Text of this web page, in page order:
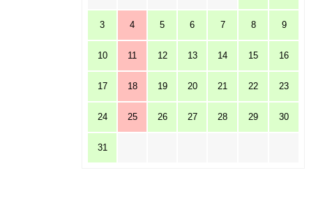
3 4 5 6 7 8 9
10 11 12 13 14 15 16
17 18 19 20 21 22 23
24 25 26 27 28 29 30
31